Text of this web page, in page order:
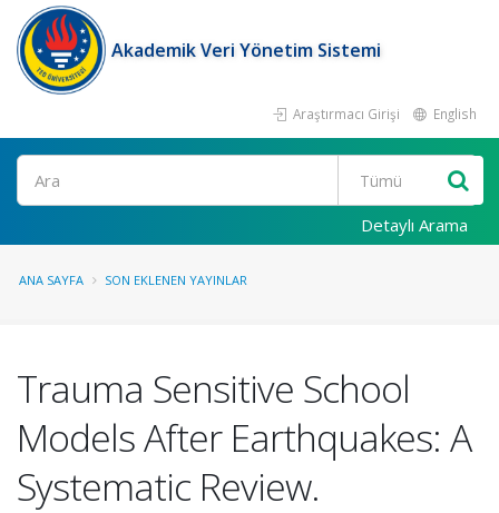
Akademik Veri Yönetim Sistemi
Araştırmacı Girişi English
Ara
Detaylı Arama
ANA SAYFA SON EKLENEN YAYINLAR
Trauma Sensitive School
Models After Earthquakes: A
Systematic Review.